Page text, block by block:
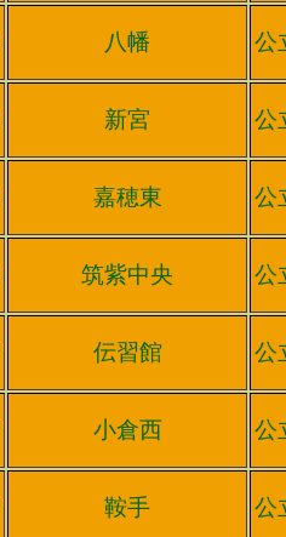
八幡 公
新宮 公
嘉穂東 公
筑紫中央 公
伝習館 公
小倉西 公
鞍手 公